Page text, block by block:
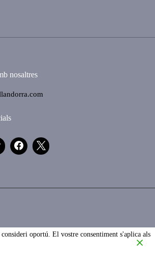
nosaltres
oportú. El vostre consentiment s'aplica als